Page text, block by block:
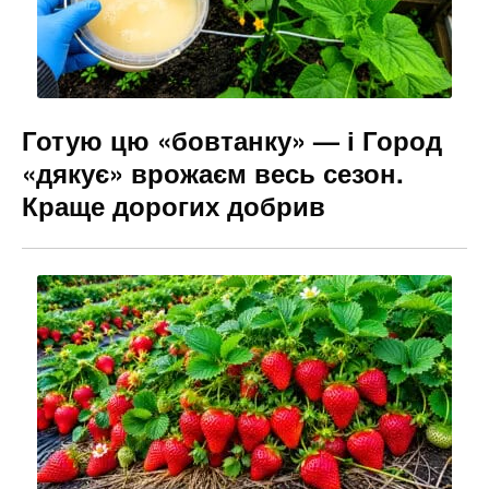
Готую цю «бовтанку» — і Город
«дякує» врожаєм весь сезон.
Краще дорогих добрив